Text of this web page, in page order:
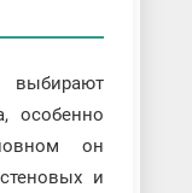
особенно
он
и